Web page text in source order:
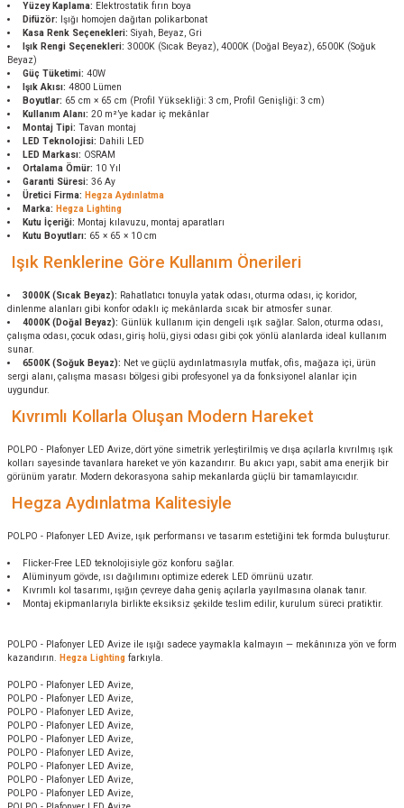
Yüzey Kaplama: Elektrostatik fırın boya
Difüzör:
Işığı homojen dağıtan polikarbonat
Kasa Renk Seçenekleri: Siyah, Beyaz, Gri
Işık Rengi Seçenekleri: 3000K (Sıcak Beyaz), 4000K (Doğal Beyaz), 6500K (Soğuk
Beyaz)
Güç Tüketimi: 40W
Işık Akısı: 4800 Lümen
Boyutlar: 65 cm × 65 cm (Profil Yüksekliği: 3 cm, Profil Genişliği: 3 cm)
Kullanım Alanı: 20 m²’ye kadar iç mekânlar
Montaj Tipi: Tavan montaj
LED Teknolojisi: Dahili LED
LED Markası: OSRAM
Ortalama Ömür: 10 Yıl
Garanti Süresi: 36 Ay
Üretici Firma: Hegza Aydınlatma
Marka: Hegza Lighting
Kutu İçeriği: Montaj kılavuzu, montaj aparatları
Kutu Boyutları: 65 × 65 × 10 cm
Işık Renklerine Göre Kullanım Önerileri
3000K (Sıcak Beyaz): Rahatlatıcı tonuyla yatak odası, oturma odası, iç koridor,
dinlenme alanları gibi konfor odaklı iç mekânlarda sıcak bir atmosfer sunar.
4000K (Doğal Beyaz): Günlük kullanım için dengeli ışık sağlar. Salon, oturma odası,
çalışma odası, çocuk odası, giriş holü, giysi odası gibi çok yönlü alanlarda ideal kullanım
sunar.
6500K (Soğuk Beyaz): Net ve güçlü aydınlatmasıyla mutfak, ofis, mağaza içi, ürün
sergi alanı, çalışma masası bölgesi gibi profesyonel ya da fonksiyonel alanlar için
uygundur.
Kıvrımlı Kollarla Oluşan Modern Hareket
POLPO - Plafonyer LED Avize, dört yöne simetrik yerleştirilmiş ve dışa açılarla kıvrılmış ışık
kolları sayesinde tavanlara hareket ve yön kazandırır. Bu akıcı yapı, sabit ama enerjik bir
görünüm yaratır. Modern dekorasyona sahip mekanlarda güçlü bir tamamlayıcıdır.
Hegza Aydınlatma Kalitesiyle
POLPO - Plafonyer LED Avize, ışık performansı ve tasarım estetiğini tek formda buluşturur.
Flicker-Free LED teknolojisiyle göz konforu sağlar.
Alüminyum gövde, ısı dağılımını optimize ederek LED ömrünü uzatır.
Kıvrımlı kol tasarımı, ışığın çevreye daha geniş açılarla yayılmasına olanak tanır.
Montaj ekipmanlarıyla birlikte eksiksiz şekilde teslim edilir, kurulum süreci pratiktir.
POLPO - Plafonyer LED Avize ile ışığı sadece yaymakla kalmayın — mekânınıza yön ve form
kazandırın.
Hegza Lighting farkıyla.
POLPO - Plafonyer LED Avize,
POLPO - Plafonyer LED Avize,
POLPO - Plafonyer LED Avize,
POLPO - Plafonyer LED Avize,
POLPO - Plafonyer LED Avize,
POLPO - Plafonyer LED Avize,
POLPO - Plafonyer LED Avize,
POLPO - Plafonyer LED Avize,
POLPO - Plafonyer LED Avize,